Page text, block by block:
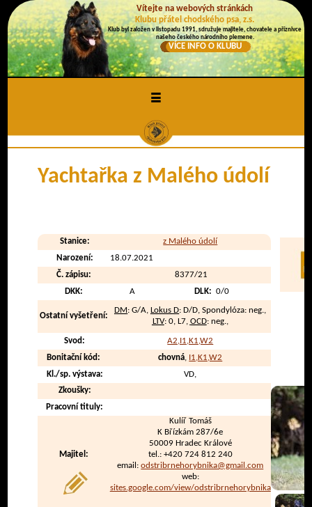
Vítejte na webových stránkách
Klubu přátel chodského psa, z.s.
Klub byl založen v listopadu 1991, sdružuje majitele, chovatele a příznivce
našeho českého národního plemene.
VÍCE INFO O KLUBU
≡
Yachtařka z Malého údolí
Stanice:
z Malého údolí
Narození:
18.07.2021
Č. zápisu:
8377/21
DKK:
A DLK: 0/0
Ostatní vyšetření:
DM : G/A, Lokus D: D/D, Spondylóza: neg.,
LTV: 0, L7, OCD: neg.,
Svod:
A2,I1,K1,W2
Bonitační kód:
chovná, I1,K1,W2
Kl./sp. výstava:
VD,
Zkoušky:
Pracovní tituly:
Majitel:
Kulíř Tomáš
K Břízkám 287/6e
50009 Hradec Králové
tel.: +420 724 812 240
email:odstribrnehorybnika@gmail.com
web:
sites.google.com/view/odstribrnehorybnika